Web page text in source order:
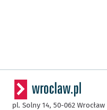
pl. Solny 14, 50-062 Wrocław